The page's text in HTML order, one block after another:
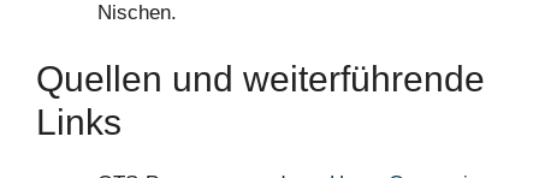
Nischen.
Quellen und weiterführende
Links